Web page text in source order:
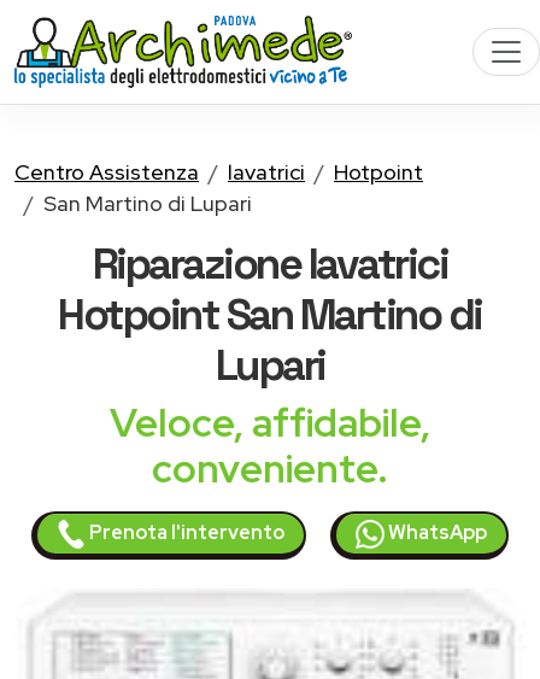
Centro Assistenza lavatrici
Hotpoint
San Martino di Lupari
Riparazionelavatrici
HotpointSan Martino di
Lupari
Veloce, affidabile,
conveniente.
Prenota l'intervento WhatsApp